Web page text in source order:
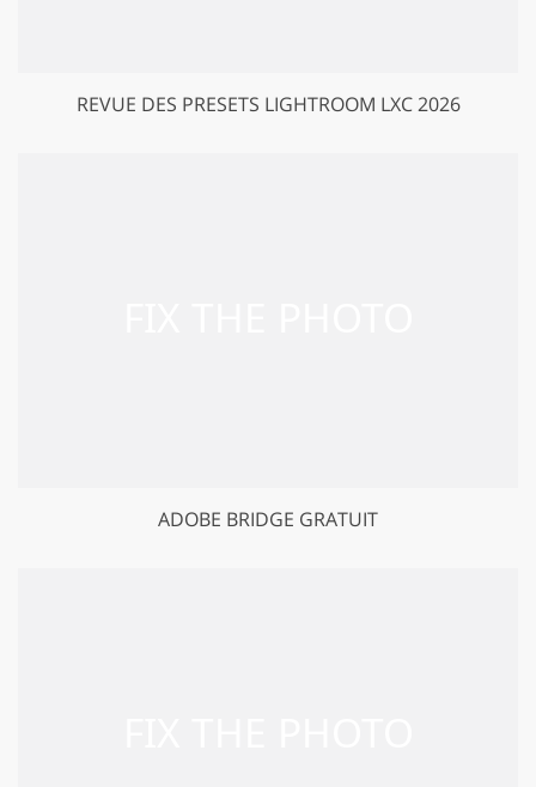
REVUE DES PRESETS LIGHTROOM LXC 2026
ADOBE BRIDGE GRATUIT